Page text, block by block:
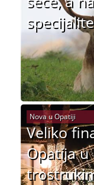
Veliko
Opatija u
Nova u Opatiji